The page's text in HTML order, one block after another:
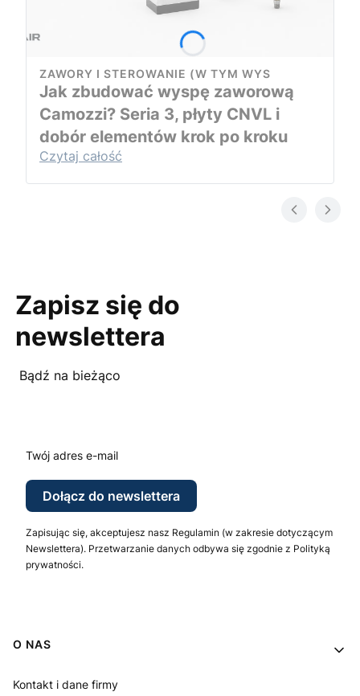
ZAWORY I STEROWANIE (W TYM WYS
Jak zbudować wyspę zaworową
Camozzi? Seria 3, płyty CNVL i
dobór elementów krok po kroku
Czytaj całość
Zapisz się do
newslettera
Bądź na bieżąco
Twój adres e-mail
Dołącz do newslettera
Zapisując się, akceptujesz nasz Regulamin (w zakresie dotyczącym
Newslettera). Przetwarzanie danych odbywa się zgodnie z Polityką
prywatności.
Linki w stopce
O NAS
Kontakt i dane firmy